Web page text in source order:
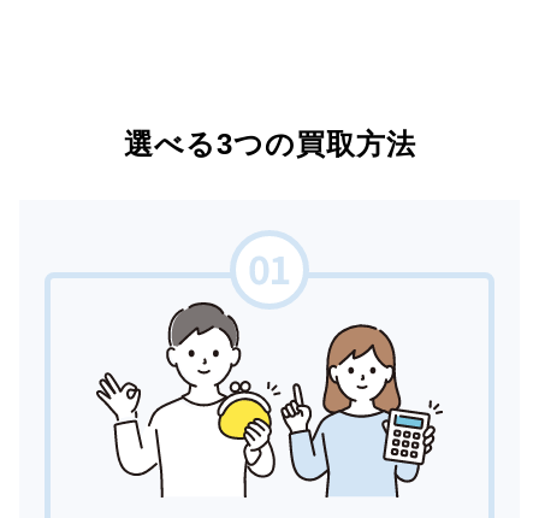
選べる3つの買取方法